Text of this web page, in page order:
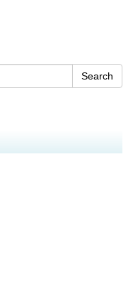
Search